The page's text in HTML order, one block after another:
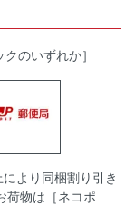
のいずれか］
より同梱割り引き
荷物は［ネコポ